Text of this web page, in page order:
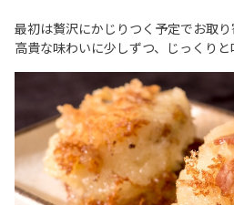
最初は贅沢にかじりつく予定でお取
高貴な味わいに少しずつ、じっくりと